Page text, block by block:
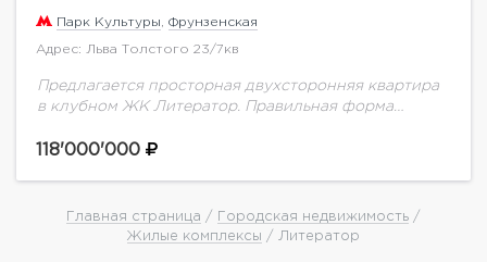
Парк Культуры, Фрунзенская
Адрес: Льва Толстого 23/7кв
Предлагается просторная двухсторонняя квартира
в клубном ЖК Литератор. Правильная форма
метр с пользой. Возможно спланировать 2-3
118'000'000
Главная страница / Городская недвижимость /
Жилые комплексы / Литератор